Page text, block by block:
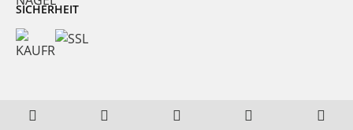
SICHERHEIT